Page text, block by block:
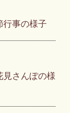
行事の様子
見さんぽの様